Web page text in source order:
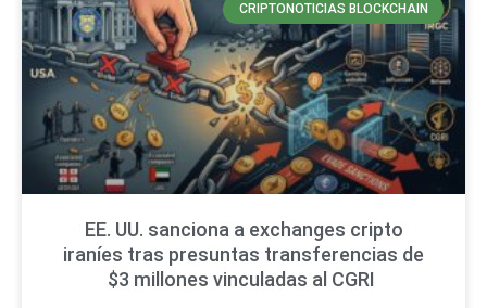
CRIPTONOTICIAS BLOCKCHAIN
EE. UU. sanciona a exchanges cripto
iraníes tras presuntas transferencias de
$3 millones vinculadas al CGRI